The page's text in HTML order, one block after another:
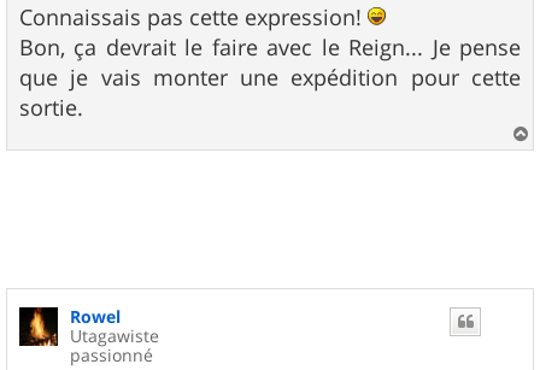
Connaissais pas cette expression!
Bon, ça devrait le faire avec le Reign... Je pense
que je vais monter une expédition pour cette
sortie.
a
Rowel
Utagawiste
passionné